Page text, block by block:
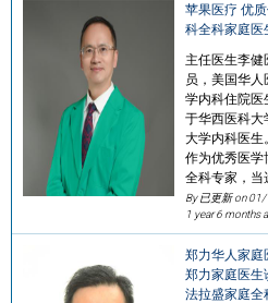
苹果医疗 优
科全科家庭医
主任医生李
员，美国华
学内科住院医
于华西医科大
大学内科医生
作为优秀医学
全科专家，当
By 已更新 on01/
1 year 6 months
郑力华人家庭
郑力家庭医生
法拉盛家庭